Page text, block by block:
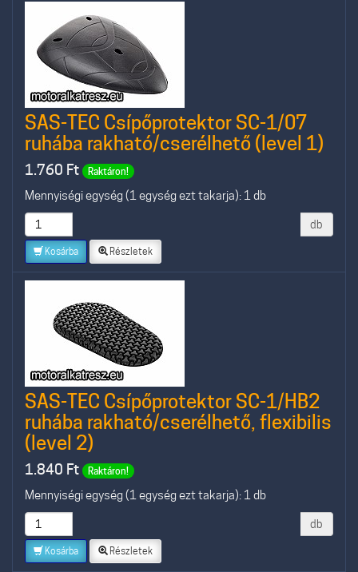
SAS-TEC Csípőprotektor SC-1/07
ruhába rakható/cserélhető (level 1)
1.760 Ft Raktáron!
Mennyiségi egység (1 egység ezt takarja): 1 db
db
Kosárba Részletek
SAS-TEC Csípőprotektor SC-1/HB2
ruhába rakható/cserélhető, flexibilis
(level 2)
1.840 Ft Raktáron!
Mennyiségi egység (1 egység ezt takarja): 1 db
db
Kosárba Részletek